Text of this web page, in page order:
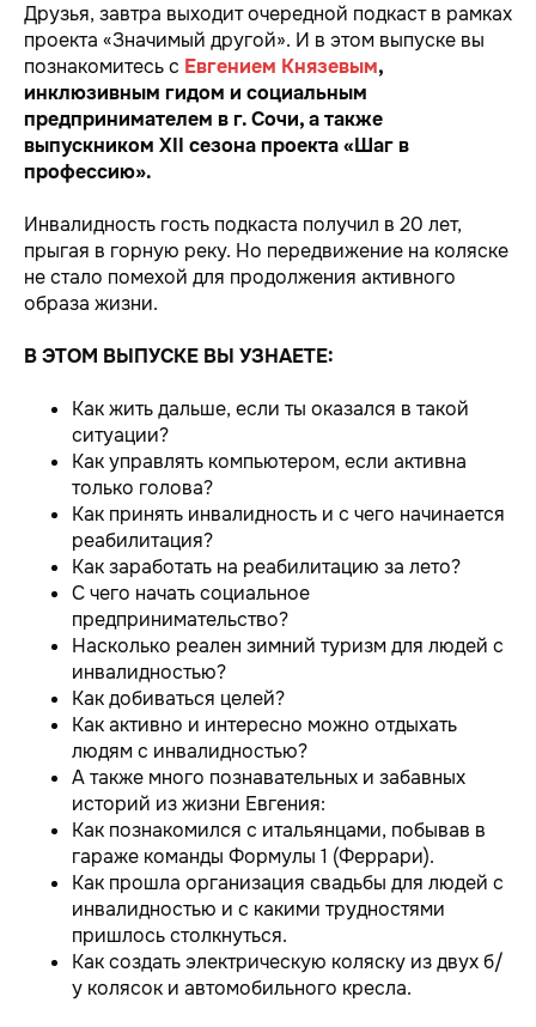
Друзья, завтра выходит очередной подкаст в рамках
проекта «Значимый другой». И в этом выпуске вы
познакомитесь с Евгением Князевым,
инклюзивным гидом и социальным
предпринимателем в г. Сочи, а также
выпускником XII сезона проекта «Шаг в
профессию».
Инвалидность гость подкаста получил в 20 лет,
прыгая в горную реку. Но передвижение на коляске
не стало помехой для продолжения активного
образа жизни.
В ЭТОМ ВЫПУСКЕ ВЫ УЗНАЕТЕ:
Как жить дальше, если ты оказался в такой
ситуации?
Как управлять компьютером, если активна
только голова?
Как принять инвалидность и с чего начинается
реабилитация?
Как заработать на реабилитацию за лето?
С чего начать социальное
предпринимательство?
Насколько реален зимний туризм для людей с
инвалидностью?
Как добиваться целей?
Как активно и интересно можно отдыхать
людям с инвалидностью?
А также много познавательных и забавных
историй из жизни Евгения:
Как познакомился с итальянцами, побывав в
гараже команды Формулы 1 (Феррари).
Как прошла организация свадьбы для людей с
инвалидностью и с какими трудностями
пришлось столкнуться.
Как создать электрическую коляску из двух б/
у колясок и автомобильного кресла.